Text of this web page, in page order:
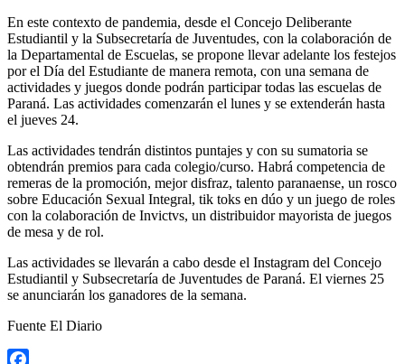
En este contexto de pandemia, desde el Concejo Deliberante
Estudiantil y la Subsecretaría de Juventudes, con la colaboración de
la Departamental de Escuelas, se propone llevar adelante los festejos
por el Día del Estudiante de manera remota, con una semana de
actividades y juegos donde podrán participar todas las escuelas de
Paraná. Las actividades comenzarán el lunes y se extenderán hasta
el jueves 24.
Las actividades tendrán distintos puntajes y con su sumatoria se
obtendrán premios para cada colegio/curso. Habrá competencia de
remeras de la promoción, mejor disfraz, talento paranaense, un rosco
sobre Educación Sexual Integral, tik toks en dúo y un juego de roles
con la colaboración de Invictvs, un distribuidor mayorista de juegos
de mesa y de rol.
Las actividades se llevarán a cabo desde el Instagram del Concejo
Estudiantil y Subsecretaría de Juventudes de Paraná. El viernes 25
se anunciarán los ganadores de la semana.
Fuente El Diario